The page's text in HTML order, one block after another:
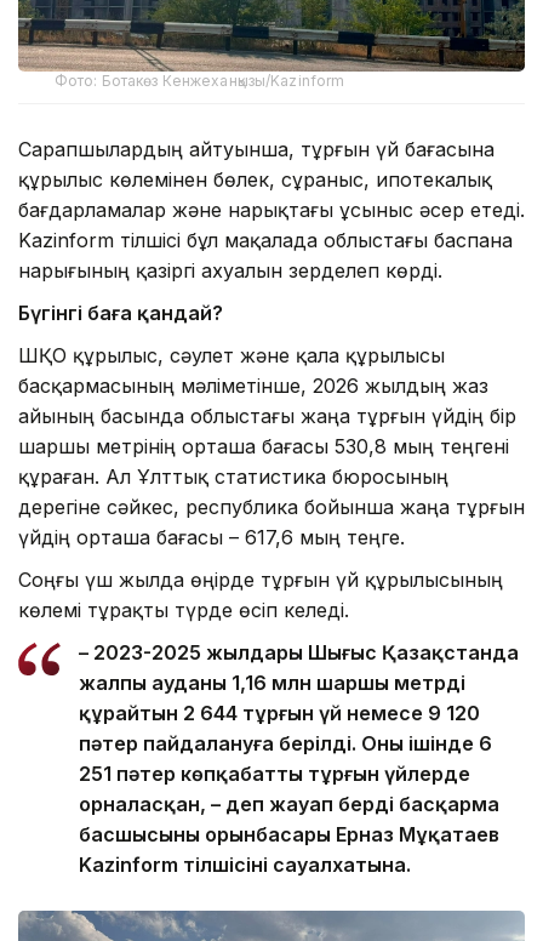
Фото: Ботакөз Кенжеханқызы/Kazinform
Сарапшылардың айтуынша, тұрғын үй бағасына
құрылыс көлемінен бөлек, сұраныс, ипотекалық
бағдарламалар және нарықтағы ұсыныс әсер етеді.
Kazinform тілшісі бұл мақалада облыстағы баспана
нарығының қазіргі ахуалын зерделеп көрді.
Бүгінгі баға қандай?
ШҚО құрылыс, сәулет және қала құрылысы
басқармасының мәліметінше, 2026 жылдың жаз
айының басында облыстағы жаңа тұрғын үйдің бір
шаршы метрінің орташа бағасы 530,8 мың теңгені
құраған. Ал Ұлттық статистика бюросының
дерегіне сәйкес, республика бойынша жаңа тұрғын
үйдің орташа бағасы – 617,6 мың теңге.
Соңғы үш жылда өңірде тұрғын үй құрылысының
көлемі тұрақты түрде өсіп келеді.
– 2023-2025 жылдары Шығыс Қазақстанда
жалпы ауданы 1,16 млн шаршы метрді
құрайтын 2 644 тұрғын үй немесе 9 120
пәтер пайдалануға берілді. Оның ішінде 6
251 пәтер көпқабатты тұрғын үйлерде
орналасқан, – деп жауап берді басқарма
басшысының орынбасары Ерназ Мұқатаев
Kazinform тілшісінің сауалхатына.